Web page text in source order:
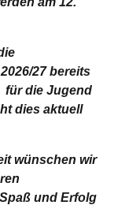
27 bereits
für die Jugend
dies aktuell
wünschen wir
und Erfolg